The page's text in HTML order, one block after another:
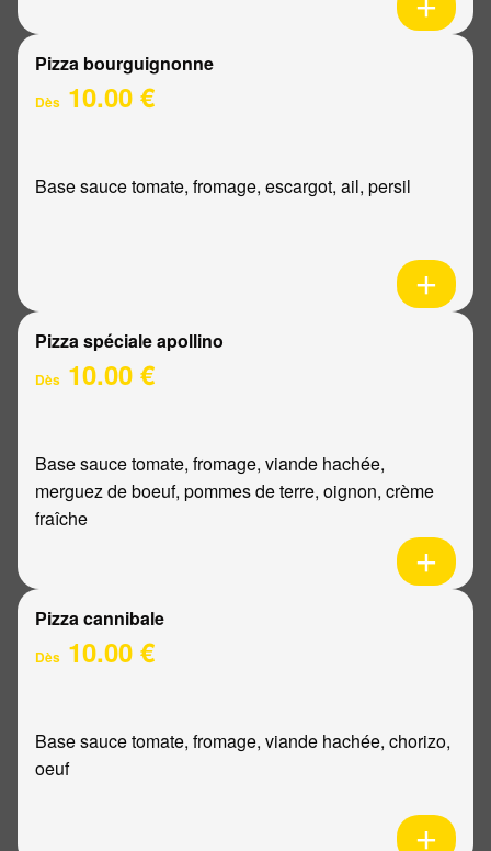
Pizza bourguignonne
Dès 10.00 €
Base sauce tomate, fromage, escargot, ail, persil
Pizza spéciale apollino
Dès 10.00 €
Base sauce tomate, fromage, viande hachée,
merguez de boeuf, pommes de terre, oignon, crème
fraîche
Pizza cannibale
Dès 10.00 €
Base sauce tomate, fromage, viande hachée, chorizo,
oeuf